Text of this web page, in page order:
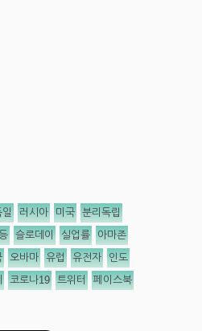
일 러시아 미국 분리독립
슬로데이 실업률 아마존
오바마 유럽 유전자 인도
코로나19 트위터 페이스북